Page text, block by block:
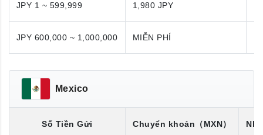
JPY 1 ~ 599,999 1,980 JPY
JPY 600,000 ~ 1,000,000 MIỄN PHÍ
Mexico
Số Tiền Gửi Chuyển khoản （MXN）